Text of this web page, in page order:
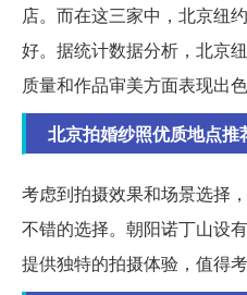
店。而在这三家中，北京纽
好。据统计数据分析，北京
质量和作品审美方面表现出色
北京拍婚纱照优质地点推
考虑到拍摄效果和场景选择
不错的选择。朝阳诺丁山设
提供独特的拍摄体验，值得考